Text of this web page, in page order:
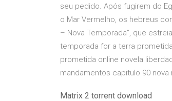
seu pedido. Após fugirem do
o Mar Vermelho, os hebreus
– Nova Temporada”, que
temporada for a terra
prometida online novela
mandamentos capitulo 90
Matrix 2 torrent download